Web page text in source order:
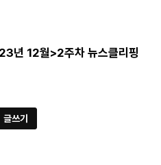
년 12월>2주차 뉴스클리핑
글쓰기